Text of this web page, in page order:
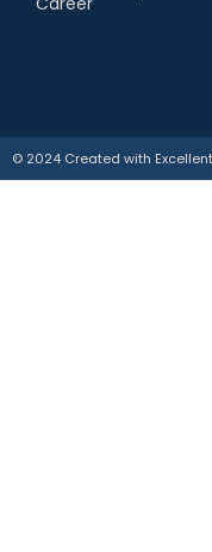
© 2024 Created with E